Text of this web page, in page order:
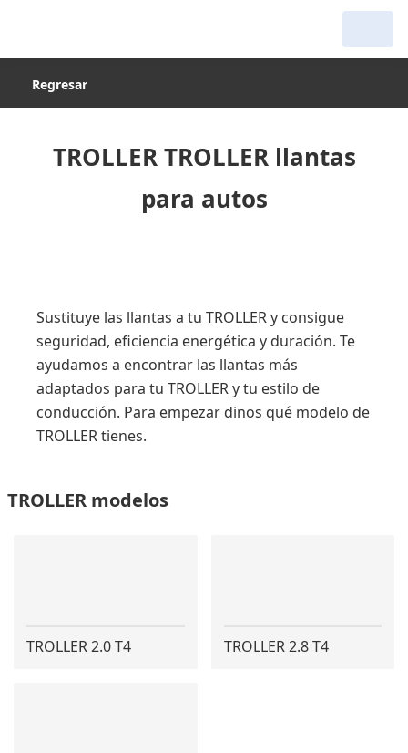
Regresar
TROLLER TROLLER llantas
para autos
Sustituye las llantas a tu TROLLER y consigue
seguridad, eficiencia energética y duración. Te
ayudamos a encontrar las llantas más
adaptados para tu TROLLER y tu estilo de
conducción. Para empezar dinos qué modelo de
TROLLER tienes.
TROLLER modelos
TROLLER 2.0 T4 TROLLER 2.8 T4